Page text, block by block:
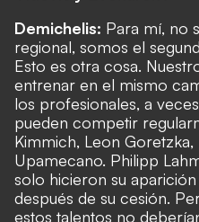
Demichelis: Para mí, no
regional, somos el
Esto es otra cosa.
entrenar en el mismo
los profesionales, a
pueden competir
Kimmich, Leon
Upamecano. Philipp
solo hicieron su
después de su cesión.
estos talentos no